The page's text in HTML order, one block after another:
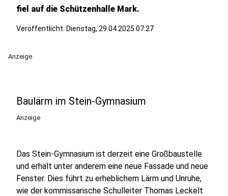
fiel auf die Schützenhalle Mark.
Veröffentlicht: Dienstag, 29.04.2025 07:27
Anzeige
Baulärm im Stein-Gymnasium
Anzeige
Das Stein-Gymnasium ist derzeit eine Großbaustelle
und erhält unter anderem eine neue Fassade und neue
Fenster. Dies führt zu erheblichem Lärm und Unruhe,
wie der kommissarische Schulleiter Thomas Leckelt